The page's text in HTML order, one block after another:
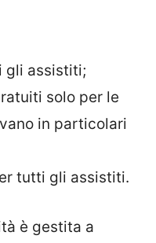
gli assistiti;
solo per le
in particolari
tutti gli assistiti.
è gestita a